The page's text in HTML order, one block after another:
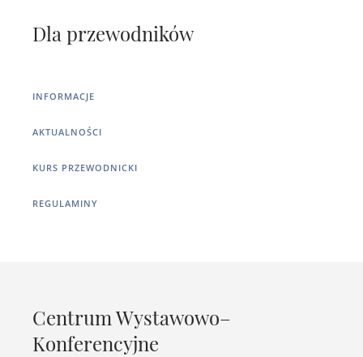
Dla przewodników
INFORMACJE
AKTUALNOŚCI
KURS PRZEWODNICKI
REGULAMINY
Centrum Wystawowo–
Konferencyjne